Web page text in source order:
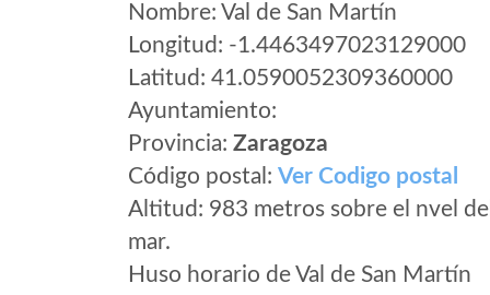
Nombre: Val de San Martín
Longitud: -1.4463497023129000
Latitud: 41.0590052309360000
Ayuntamiento:
Provincia: Zaragoza
Código postal: Ver Codigo postal
Altitud: 983 metros sobre el nvel del
mar.
Huso horario de Val de San Martín